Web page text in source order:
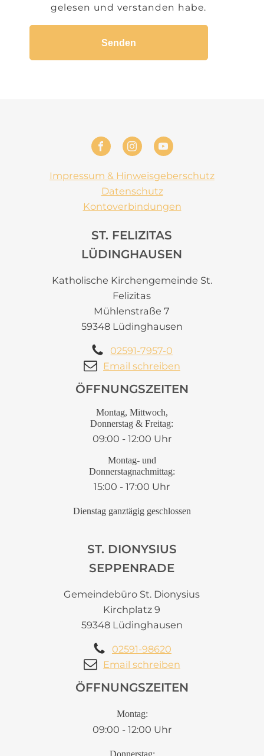
gelesen und verstanden habe.
Impressum & Hinweisgeberschutz
Datenschutz
Kontoverbindungen
ST. FELIZITAS
LÜDINGHAUSEN
Katholische Kirchengemeinde St.
Felizitas
Mühlenstraße 7
59348 Lüdinghausen
02591-7957-0
Email schreiben
ST. DIONYSIUS
SEPPENRADE
Gemeindebüro St. Dionysius
Kirchplatz 9
59348 Lüdinghausen
02591-98620
Email schreiben
ÖFFNUNGSZEITEN
Montag, Mittwoch,
Donnerstag & Freitag:
09:00 - 12:00 Uhr
Montag- und
Donnerstagnachmittag:
15:00 - 17:00 Uhr
Dienstag ganztägig geschlossen
ÖFFNUNGSZEITEN
Montag:
09:00 - 12:00 Uhr